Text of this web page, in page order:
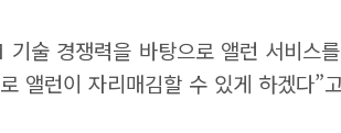
술 경쟁력을 바탕으로 앨런 서비스
앨런이 자리매김할 수 있게 하겠다”